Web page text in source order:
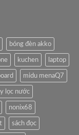
bóng đèn akko
kuchen laptop
midu menaQ7
lọc nước
nonix68
sách đọc